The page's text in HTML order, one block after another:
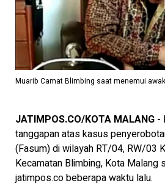
Muarib Camat Blimbing saat menemui
JATIMPOS.CO/KOTA MALANG -
tanggapan atas kasus
(Fasum) di wilayah RT/04, RW/03
Kecamatan Blimbing, Kota Malang
jatimpos.co beberapa waktu lalu.